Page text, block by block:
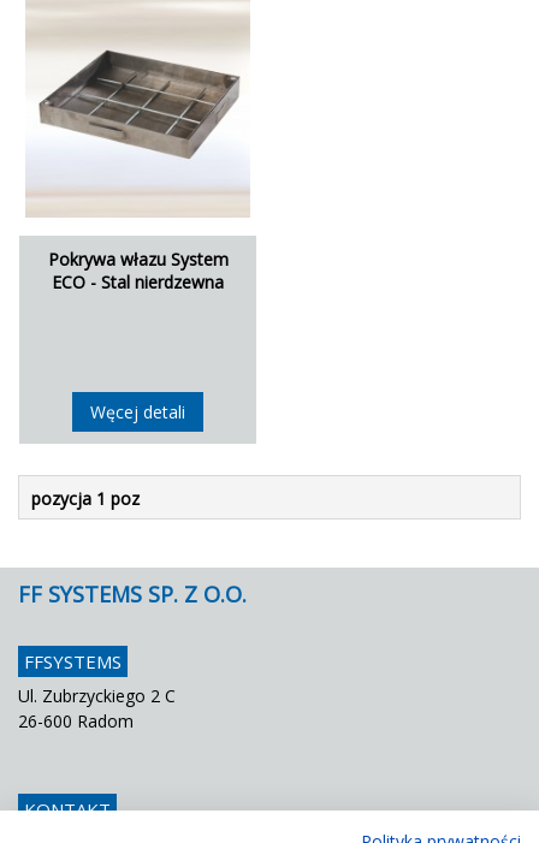
Pokrywa włazu System
ECO - Stal nierdzewna
Węcej detali
pozycja 1 poz
FF SYSTEMS SP. Z O.O.
FFSYSTEMS
Ul. Zubrzyckiego 2 C
26-600 Radom
KONTAKT